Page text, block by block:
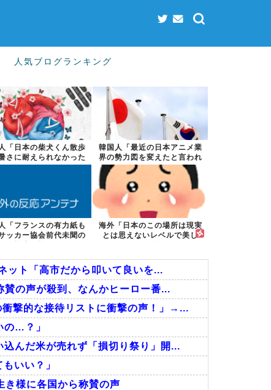
人気ブログランキング
「日本の柴犬くん散歩
さに耐えられなかった
結果」
韓国人「最近の日本アニメ業
界の勢力図を変えたと言われ
る作品がこち...
「フランスの有力紙も
ッカー協会前代未聞の
海外「日本のこの場所は現実
とは思えないレベルで美し
ット「高市だから叩いて良いを...
賛の声が殺到、なんかヒーロー番...
撃的な接待リストに衝撃の声！」→...
の…？」
んだ米が売れず「損切り祭り」開...
いい？」
き様に各国から称賛の声